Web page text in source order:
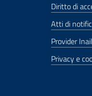
Diritto di
Atti di
Provider
Privacy e